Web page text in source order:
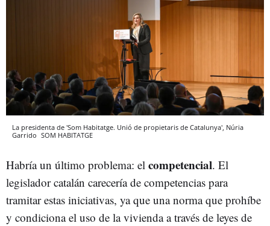
La presidenta de 'Som Habitatge. Unió de propietaris de Catalunya', Núria
Garrido SOM HABITATGE
Habría un último problema: el competencial. El
legislador catalán carecería de competencias para
tramitar estas iniciativas, ya que una norma que prohíbe
y condiciona el uso de la vivienda a través de leyes de